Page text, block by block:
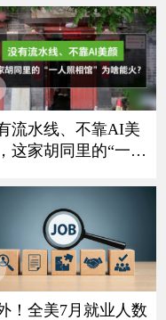
流水线、不靠AI美
这家胡同里的“一人
！全美7月就业人数